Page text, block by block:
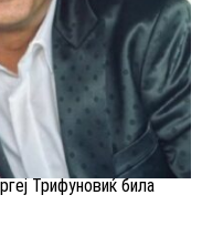
Трифуновиќ била